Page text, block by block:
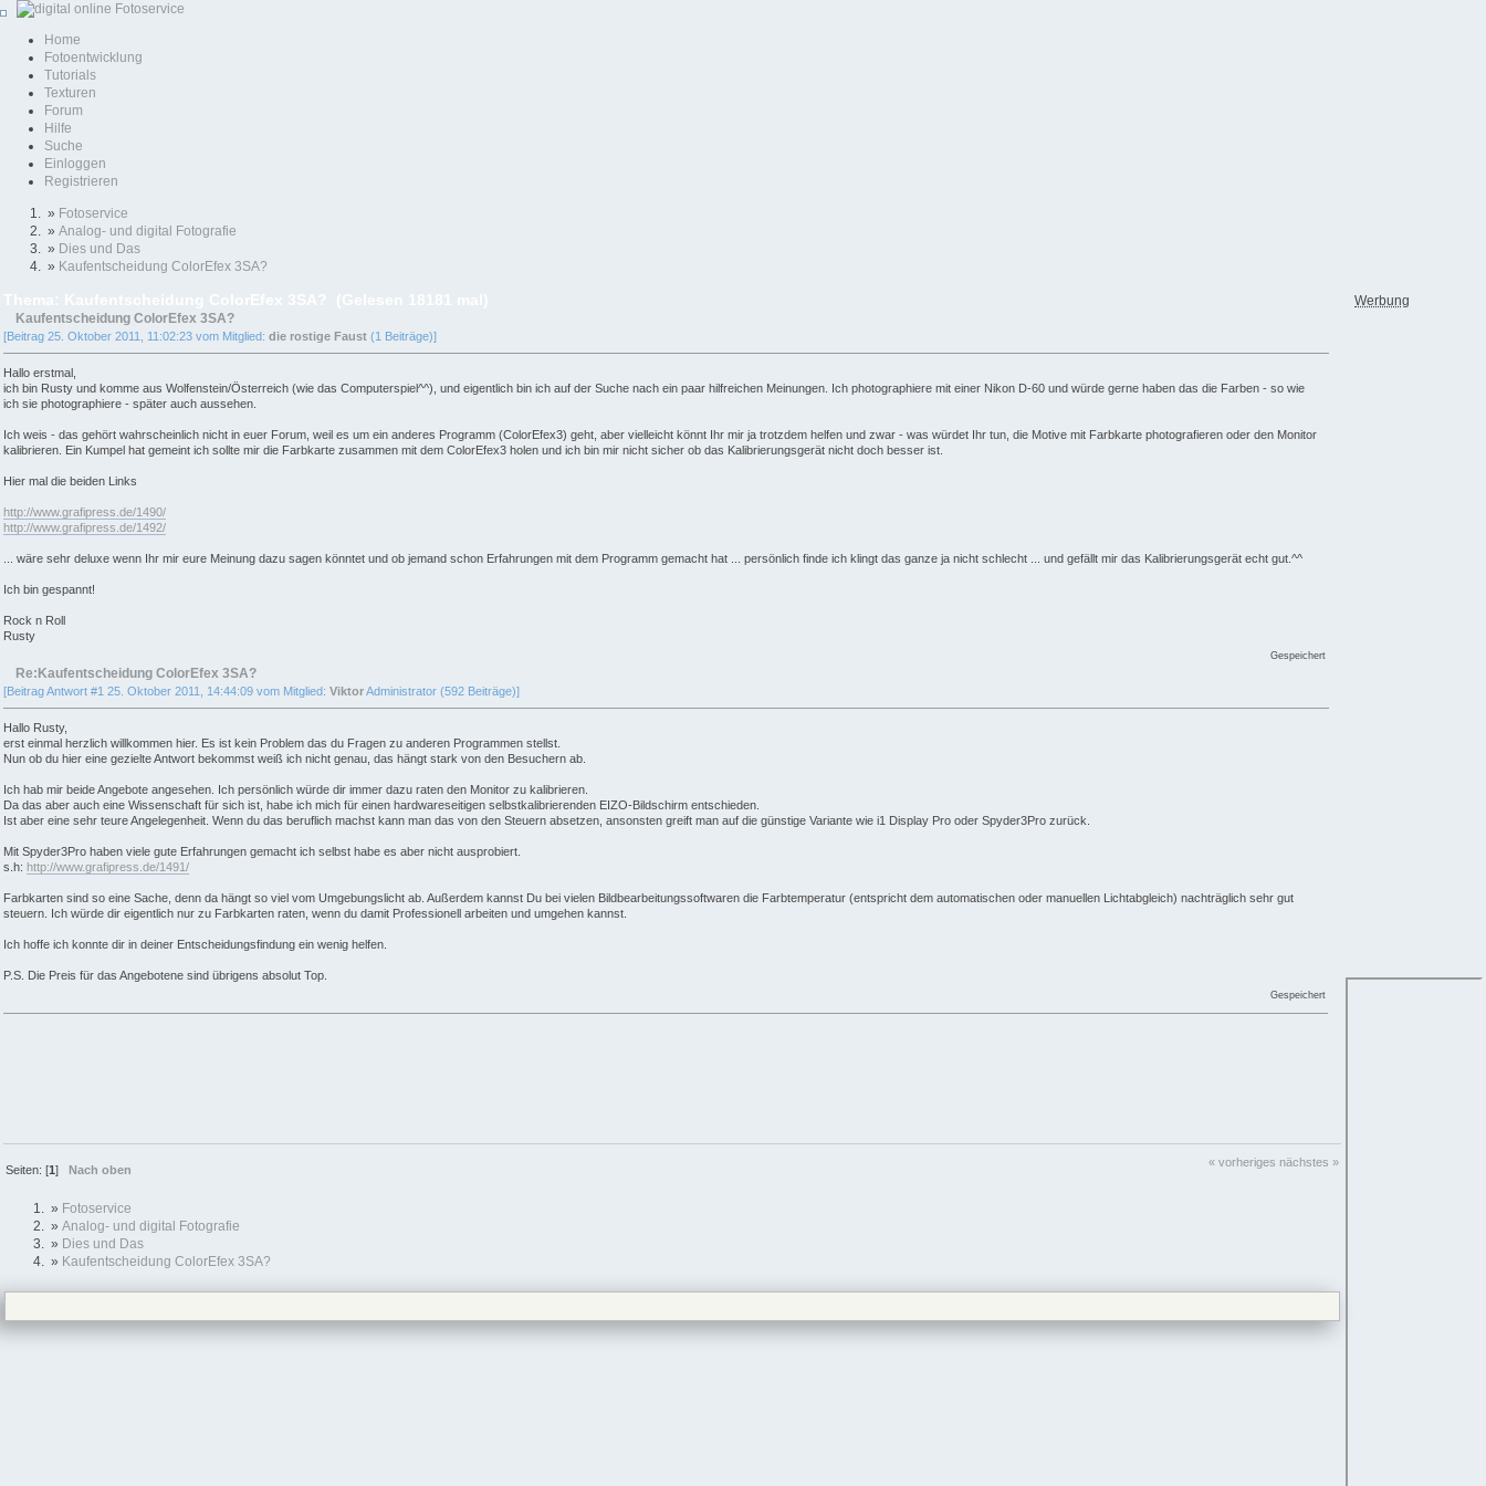
Home
Fotoentwicklung
Tutorials
Texturen
Forum
Hilfe
Suche
Einloggen
Registrieren
» Fotoservice
» Analog- und digital Fotografie
» Dies und Das
» Kaufentscheidung ColorEfex 3SA?
Kaufentscheidung ColorEfex 3SA?
[Beitrag 25. Oktober 2011, 11:02:23 vom Mitglied: die rostige Faust (1 Beiträge)]
Hallo erstmal,
ich bin Rusty und komme aus Wolfenstein/Österreich (wie das Computerspiel^^), und eigentlich bin ich auf der Suche nach ein paar hilfreichen Meinungen. Ich photographiere mit einer Nikon D-60 und würde gerne haben das die Farben - so wie
ich sie photographiere - später auch aussehen.
Ich weis - das gehört wahrscheinlich nicht in euer Forum, weil es um ein anderes Programm (ColorEfex3) geht, aber vielleicht könnt Ihr mir ja trotzdem helfen und zwar - was würdet Ihr tun, die Motive mit Farbkarte photografieren oder den Monitor
kalibrieren. Ein Kumpel hat gemeint ich sollte mir die Farbkarte zusammen mit dem ColorEfex3 holen und ich bin mir nicht sicher ob das Kalibrierungsgerät nicht doch besser ist.
Hier mal die beiden Links
http://www.grafipress.de/1490/
http://www.grafipress.de/1492/
... wäre sehr deluxe wenn Ihr mir eure Meinung dazu sagen könntet und ob jemand schon Erfahrungen mit dem Programm gemacht hat ... persönlich finde ich klingt das ganze ja nicht schlecht ... und gefällt mir das Kalibrierungsgerät echt gut.^^
Ich bin gespannt!
Rock n Roll
Rusty
Gespeichert
Re:Kaufentscheidung ColorEfex 3SA?
[Beitrag Antwort #1 25. Oktober 2011, 14:44:09 vom Mitglied: ViktorAdministrator (592 Beiträge)]
Hallo Rusty,
erst einmal herzlich willkommen hier. Es ist kein Problem das du Fragen zu anderen Programmen stellst.
Nun ob du hier eine gezielte Antwort bekommst weiß ich nicht genau, das hängt stark von den Besuchern ab.
Ich hab mir beide Angebote angesehen. Ich persönlich würde dir immer dazu raten den Monitor zu kalibrieren.
Da das aber auch eine Wissenschaft für sich ist, habe ich mich für einen hardwareseitigen selbstkalibrierenden EIZO-Bildschirm entschieden.
Ist aber eine sehr teure Angelegenheit. Wenn du das beruflich machst kann man das von den Steuern absetzen, ansonsten greift man auf die günstige Variante wie i1 Display Pro oder Spyder3Pro zurück.
Mit Spyder3Pro haben viele gute Erfahrungen gemacht ich selbst habe es aber nicht ausprobiert.
s.h: http://www.grafipress.de/1491/
Farbkarten sind so eine Sache, denn da hängt so viel vom Umgebungslicht ab. Außerdem kannst Du bei vielen Bildbearbeitungssoftwaren die Farbtemperatur (entspricht dem automatischen oder manuellen Lichtabgleich) nachträglich sehr gut
steuern. Ich würde dir eigentlich nur zu Farbkarten raten, wenn du damit Professionell arbeiten und umgehen kannst.
Ich hoffe ich konnte dir in deiner Entscheidungsfindung ein wenig helfen.
P.S. Die Preis für das Angebotene sind übrigens absolut Top.
Gespeichert
Seiten: [1]Nach oben
« vorheriges nächstes »
» Fotoservice
» Analog- und digital Fotografie
» Dies und Das
» Kaufentscheidung ColorEfex 3SA?
Werbung